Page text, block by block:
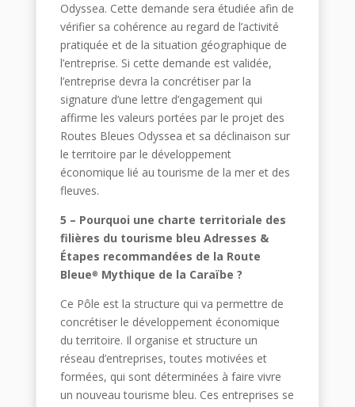
Odyssea. Cette demande sera étudiée afin de
vérifier sa cohérence au regard de l’activité
pratiquée et de la situation géographique de
l’entreprise. Si cette demande est validée,
l’entreprise devra la concrétiser par la
signature d’une lettre d’engagement qui
affirme les valeurs portées par le projet des
Routes Bleues Odyssea et sa déclinaison sur
le territoire par le développement
économique lié au tourisme de la mer et des
fleuves.
5 – Pourquoi une charte territoriale des
filières du tourisme bleu Adresses &
Étapes recommandées de la Route
Bleue® Mythique de la Caraïbe ?
Ce Pôle est la structure qui va permettre de
concrétiser le développement économique
du territoire. Il organise et structure un
réseau d’entreprises, toutes motivées et
formées, qui sont déterminées à faire vivre
un nouveau tourisme bleu. Ces entreprises se